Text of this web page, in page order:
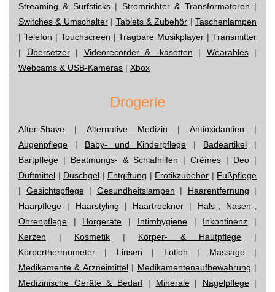
Streaming & Surfsticks| Stromrichter & Transformatoren |
Switches & Umschalter| Tablets & Zubehör | Taschenlampen
| Telefon | Touchscreen |Tragbare Musikplayer | Transmitter
| Übersetzer| Videorecorder & -kasetten | Wearables|
Webcams & USB-Kameras | Xbox
Drogerie
After-Shave | Alternative Medizin | Antioxidantien |
Augenpflege | Baby- und Kinderpflege | Badeartikel |
Bartpflege | Beatmungs- & Schlafhilfen | Crèmes | Deo |
Duftmittel | Duschgel | Entgiftung | Erotikzubehör | Fußpflege
| Gesichtspflege| Gesundheitslampen | Haarentfernung |
Haarpflege | Haarstyling | Haartrockner | Hals-, Nasen-,
Ohrenpflege | Hörgeräte | Intimhygiene| Inkontinenz |
Kerzen | Kosmetik | Körper- & Hautpflege |
Körperthermometer | Linsen | Lotion | Massage|
Medikamente & Arzneimittel| Medikamentenaufbewahrung |
Medizinische Geräte & Bedarf| Minerale| Nagelpflege|